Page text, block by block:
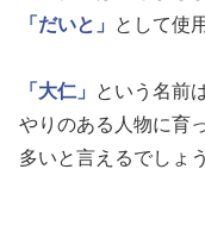
「だいと」
として使
「大仁」
という名前
やりのある人物に育
多いと言えるでしょう